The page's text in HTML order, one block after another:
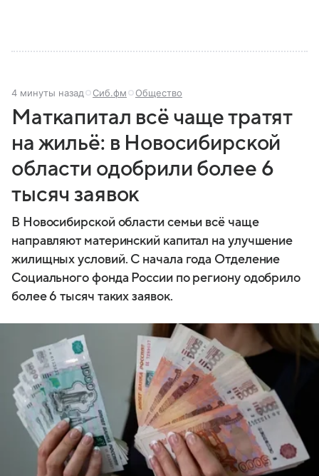
4 минуты назад Сиб.фм Общество
Маткапитал всё чаще тратят
на жильё: в Новосибирской
области одобрили более 6
тысяч заявок
В Новосибирской области семьи всё чаще
направляют материнский капитал на улучшение
жилищных условий. С начала года Отделение
Социального фонда России по региону одобрило
более 6 тысяч таких заявок.